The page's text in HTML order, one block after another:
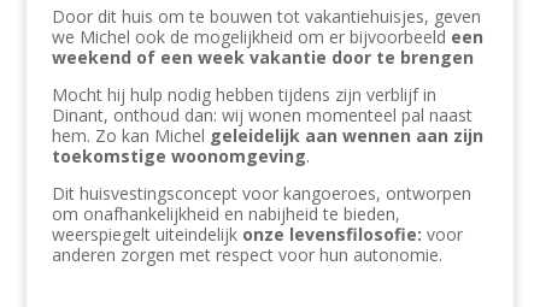
Door dit huis om te bouwen tot vakantiehuisjes, geven
we Michel ook de mogelijkheid om er bijvoorbeeld een
weekend of een week vakantie door te brengen
Mocht hij hulp nodig hebben tijdens zijn verblijf in
Dinant, onthoud dan: wij wonen momenteel pal naast
hem. Zo kan Michel geleidelijk aan wennen aan zijn
toekomstige woonomgeving.
Dit huisvestingsconcept voor kangoeroes, ontworpen
om onafhankelijkheid en nabijheid te bieden,
weerspiegelt uiteindelijk onze levensfilosofie: voor
anderen zorgen met respect voor hun autonomie.